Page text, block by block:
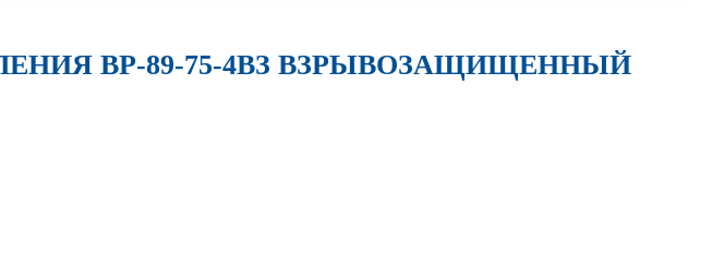
ВР-89-75-4ВЗ ВЗРЫВОЗАЩИЩЕННЫЙ